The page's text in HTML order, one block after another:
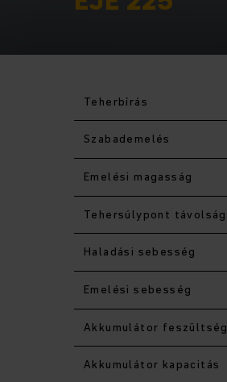
Teherbírás
Szabademelés
Emelési magasság
Tehersúlypont távolság
Haladási sebesség
Emelési sebesség
Akkumulátor feszültség
Akkumulátor kapacitás